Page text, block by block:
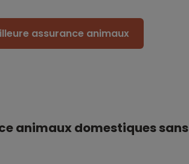
assurance animaux
animaux domestiques sans